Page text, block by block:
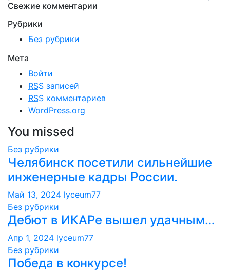
Свежие комментарии
Рубрики
Без рубрики
Мета
Войти
RSS записей
RSS комментариев
WordPress.org
You missed
Без рубрики
Челябинск посетили сильнейшие
инженерные кадры России.
Май 13, 2024 lyceum77
Без рубрики
Дебют в ИКАРе вышел удачным…
Апр 1, 2024 lyceum77
Без рубрики
Победа в конкурсе!